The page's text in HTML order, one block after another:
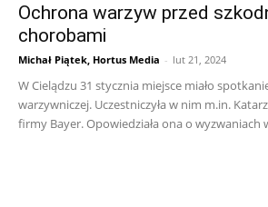
Ochrona warzyw przed
chorobami
Michał Piątek, Hortus Media - lut 21, 2024
W Cielądzu 31 stycznia miejsce miało
warzywniczej. Uczestniczyła w nim m.in.
firmy Bayer. Opowiedziała ona o wyzwaniach